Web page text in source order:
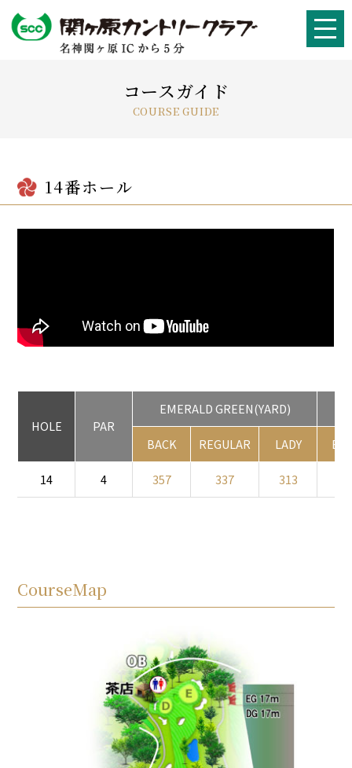
コースガイド
COURSE GUIDE
14番ホール
HOLE PAR
EMERALD GREEN(YARD)
BACK REGULAR LADY
14 4 357 337 313
CourseMap